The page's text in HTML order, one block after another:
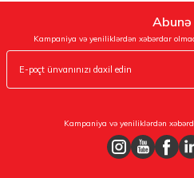
Abunə
Kampaniya və yeniliklərdən xəbərdar
Kampaniya və yeniliklərdən